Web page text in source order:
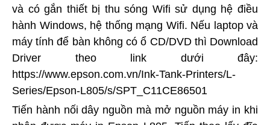
và có gắn thiết bị thu sóng Wifi sử dụng hệ điều
hành Windows, hệ thống mạng Wifi. Nếu laptop và
máy tính để bàn không có ổ CD/DVD thì Download
Driver theo link dưới đây:
https://www.epson.com.vn/Ink-Tank-Printers/L-
Series/Epson-L805/s/SPT_C11CE86501
Tiến hành nối dây nguồn mà mở nguồn máy in khi